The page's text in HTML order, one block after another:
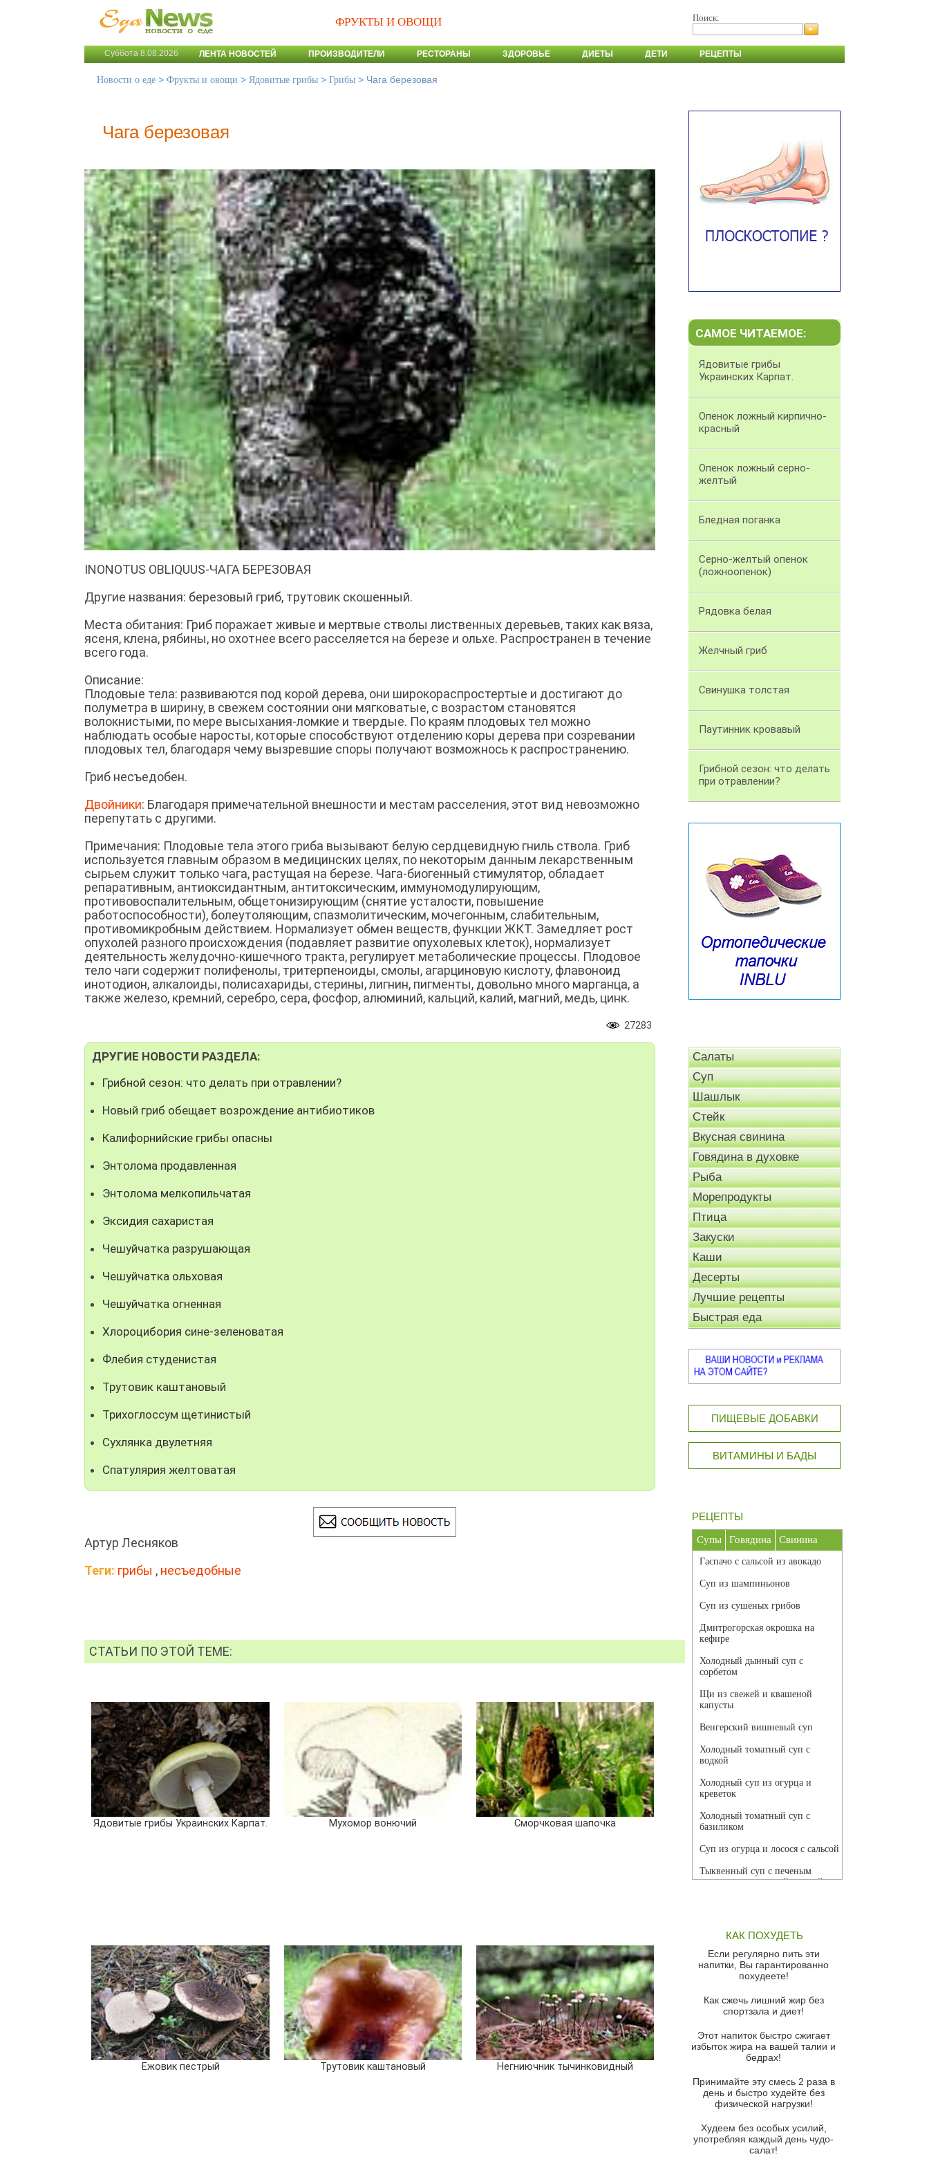
ФРУКТЫ И ОВОЩИ Поиск:
Суббота 8.08.2026 ЛЕНТА НОВОСТЕЙ ПРОИЗВОДИТЕЛИ РЕСТОРАНЫ ЗДОРОВЬЕ ДИЕТЫ ДЕТИ РЕЦЕПТЫ
Новости о еде > Фрукты и овощи > Ядовитые грибы > Грибы > Чага березовая
Чага березовая
INONOTUS OBLIQUUS-ЧАГА БЕРЕЗОВАЯ
Другие названия: березовый гриб, трутовик скошенный.
Места обитания: Гриб поражает живые и мертвые стволы лиственных деревьев, таких как вяза,
ясеня, клена, рябины, но охотнее всего расселяется на березе и ольхе. Распространен в течение
всего года.
Описание:
Плодовые тела: развиваются под корой дерева, они широкораспростертые и достигают до
полуметра в ширину, в свежем состоянии они мягковатые, с возрастом становятся
волокнистыми, по мере высыхания-ломкие и твердые. По краям плодовых тел можно
наблюдать особые наросты, которые способствуют отделению коры дерева при созревании
плодовых тел, благодаря чему вызревшие споры получают возможнось к распространению.
Гриб несъедобен.
Двойники: Благодаря примечательной внешности и местам расселения, этот вид невозможно
перепутать с другими.
Примечания: Плодовые тела этого гриба вызывают белую сердцевидную гниль ствола. Гриб
используется главным образом в медицинских целях, по некоторым данным лекарственным
сырьем служит только чага, растущая на березе. Чага-биогенный стимулятор, обладает
репаративным, антиоксидантным, антитоксическим, иммуномодулирующим,
противовоспалительным, общетонизирующим (снятие усталости, повышение
работоспособности), болеутоляющим, спазмолитическим, мочегонным, слабительным,
противомикробным действием. Нормализует обмен веществ, функции ЖКТ. Замедляет рост
опухолей разного происхождения (подавляет развитие опухолевых клеток), нормализует
деятельность желудочно-кишечного тракта, регулирует метаболические процессы. Плодовое
тело чаги содержит полифенолы, тритерпеноиды, смолы, агарциновую кислоту, флавоноид
инотодион, алкалоиды, полисахариды, стерины, лигнин, пигменты, довольно много марганца, а
также железо, кремний, серебро, сера, фосфор, алюминий, кальций, калий, магний, медь, цинк.
27283
ДРУГИЕ НОВОСТИ РАЗДЕЛА:
Грибной сезон: что делать при отравлении?
Новый гриб обещает возрождение антибиотиков
Калифорнийские грибы опасны
Энтолома продавленная
Энтолома мелкопильчатая
Эксидия сахаристая
Чешуйчатка разрушающая
Чешуйчатка ольховая
Чешуйчатка огненная
Хлороцибория сине-зеленоватая
Флебия студенистая
Трутовик каштановый
Трихоглоссум щетинистый
Сухлянка двулетняя
Спатулярия желтоватая
Артур Лесняков
Теги: грибы , несъедобные
СТАТЬИ ПО ЭТОЙ ТЕМЕ:
Ядовитые грибы Украинских Карпат. Мухомор вонючий Сморчковая шапочка
Ежовик пестрый Трутовик каштановый Негниючник тычинковидный
САМОЕ ЧИТАЕМОЕ:
Ядовитые грибы
Украинских Карпат.
Опенок ложный кирпично-
красный
Опенок ложный серно-
желтый
Бледная поганка
Серно-желтый опенок
(ложноопенок)
Рядовка белая
Желчный гриб
Свинушка толстая
Паутинник кровавый
Грибной сезон: что делать
при отравлении?
Салаты
Суп
Шашлык
Стейк
Вкусная свинина
Говядина в духовке
Рыба
Морепродукты
Птица
Закуски
Каши
Десерты
Лучшие рецепты
Быстрая еда
ПИЩЕВЫЕ ДОБАВКИ
ВИТАМИНЫ И БАДЫ
РЕЦЕПТЫ
Супы Говядина Свинина
Гаспачо с сальсой из авокадо
Суп из шампиньонов
Суп из сушеных грибов
Дмитрогорская окрошка на
кефире
Холодный дынный суп с
сорбетом
Щи из свежей и квашеной
капусты
Венгерский вишневый суп
Холодный томатный суп с
водкой
Холодный суп из огурца и
креветок
Холодный томатный суп с
базиликом
Суп из огурца и лосося с сальсой
Тыквенный суп с печеным
чесноком и томатной сальсой
красного перца
Парижский луковый суп
Суп из спаржи и горошка с
Суп-крем из цветной капусты
Французский луковый суп
Суп из баклажанов с моцареллой
Грибной крем-суп с кростини с
козьим сыром
Суп мисо с зеленым луком и
тофу
КАК ПОХУДЕТЬ
Если регулярно пить эти
напитки, Вы гарантированно
похудеете!
Как сжечь лишний жир без
спортзала и диет!
Этот напиток быстро сжигает
избыток жира на вашей талии и
бедрах!
Принимайте эту смесь 2 раза в
день и быстро худейте без
физической нагрузки!
Худеем без особых усилий,
употребляя каждый день чудо-
салат!